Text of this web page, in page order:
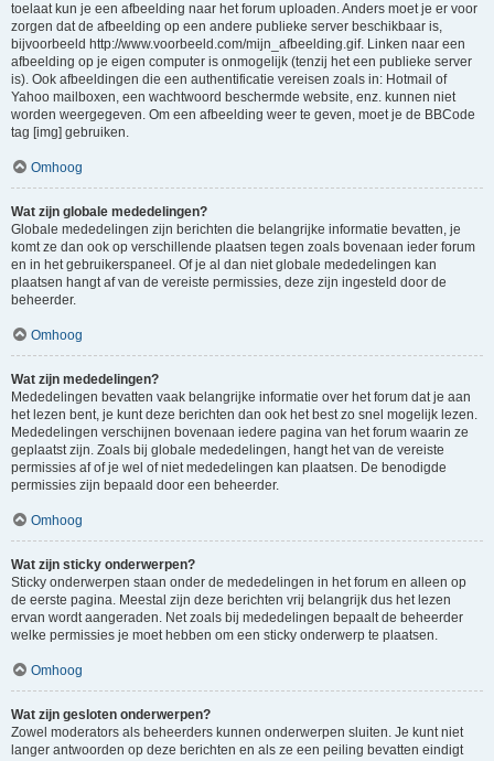
toelaat kun je een afbeelding naar het forum uploaden. Anders moet je er voor
zorgen dat de afbeelding op een andere publieke server beschikbaar is,
bijvoorbeeld http://www.voorbeeld.com/mijn_afbeelding.gif. Linken naar een
afbeelding op je eigen computer is onmogelijk (tenzij het een publieke server
is). Ook afbeeldingen die een authentificatie vereisen zoals in: Hotmail of
Yahoo mailboxen, een wachtwoord beschermde website, enz. kunnen niet
worden weergegeven. Om een afbeelding weer te geven, moet je de BBCode
tag [img] gebruiken.
Omhoog
Wat zijn globale mededelingen?
Globale mededelingen zijn berichten die belangrijke informatie bevatten, je
komt ze dan ook op verschillende plaatsen tegen zoals bovenaan ieder forum
en in het gebruikerspaneel. Of je al dan niet globale mededelingen kan
plaatsen hangt af van de vereiste permissies, deze zijn ingesteld door de
beheerder.
Omhoog
Wat zijn mededelingen?
Mededelingen bevatten vaak belangrijke informatie over het forum dat je aan
het lezen bent, je kunt deze berichten dan ook het best zo snel mogelijk lezen.
Mededelingen verschijnen bovenaan iedere pagina van het forum waarin ze
geplaatst zijn. Zoals bij globale mededelingen, hangt het van de vereiste
permissies af of je wel of niet mededelingen kan plaatsen. De benodigde
permissies zijn bepaald door een beheerder.
Omhoog
Wat zijn sticky onderwerpen?
Sticky onderwerpen staan onder de mededelingen in het forum en alleen op
de eerste pagina. Meestal zijn deze berichten vrij belangrijk dus het lezen
ervan wordt aangeraden. Net zoals bij mededelingen bepaalt de beheerder
welke permissies je moet hebben om een sticky onderwerp te plaatsen.
Omhoog
Wat zijn gesloten onderwerpen?
Zowel moderators als beheerders kunnen onderwerpen sluiten. Je kunt niet
langer antwoorden op deze berichten en als ze een peiling bevatten eindigt